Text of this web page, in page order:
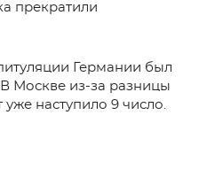
прекратили
Германии был
Москве из-за разницы
наступило 9 число.